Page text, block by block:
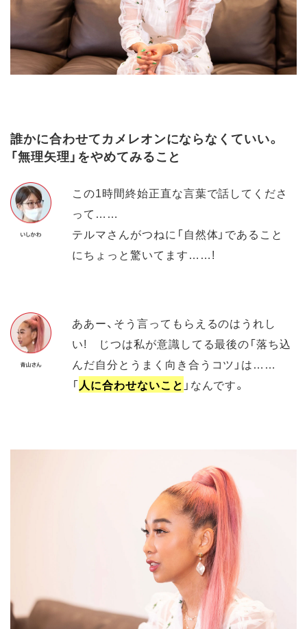
誰かに合わせてカメレオンにならなくていい。
「無理矢理」をやめてみること
この1時間終始正直な言葉で話してくださ
って……
テルマさんがつねに「自然体」であること
にちょっと驚いてます……!
ああー、そう言ってもらえるのはうれし
い! じつは私が意識してる最後の「落ち込
んだ自分とうまく向き合うコツ」は……
「人に合わせないこと 」なんです。